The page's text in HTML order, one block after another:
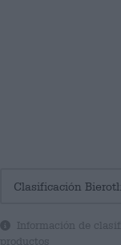
Información de
productos